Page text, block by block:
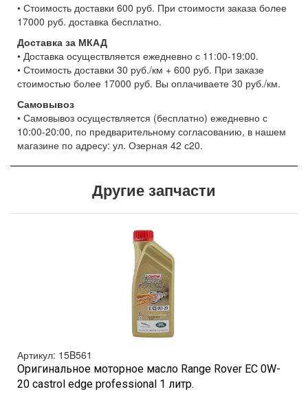
• Стоимость доставки 600 руб. При стоимости заказа более
17000 руб. доставка бесплатно.
Доставка за МКАД
• Доставка осуществляется ежедневно с 11:00-19:00.
• Стоимость доставки 30 руб./км + 600 руб. При заказе
стоимостью более 17000 руб. Вы оплачиваете 30 руб./км.
Самовывоз
• Самовывоз осуществляется (бесплатно) ежедневно с
10:00-20:00, по предварительному согласованию, в нашем
магазине по адресу: ул. Озерная 42 с20.
Другие запчасти
Артикул: 15B561
Оригинальное моторное масло Range Rover EC 0W-
20 castrol edge professional 1 литр.